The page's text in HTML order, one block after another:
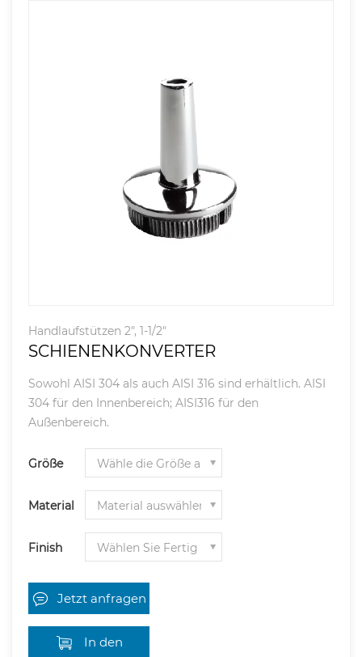
Handlaufstützen 2", 1-1/2"
SCHIENENKONVERTER
Sowohl AISI 304 als auch AISI 316 sind erhältlich. AISI
304 für den Innenbereich; AISI316 für den
Außenbereich.
Größe
Material
Finish
Jetzt anfragen
In den